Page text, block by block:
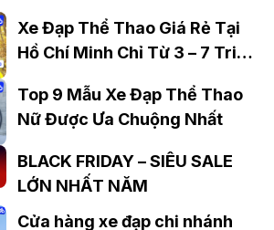
Xe Đạp Thể Thao Giá Rẻ Tại
Hồ Chí Minh Chỉ Từ 3 – 7 Triệu
Top 9 Mẫu Xe Đạp Thể Thao
Nữ Được Ưa Chuộng Nhất
BLACK FRIDAY – SIÊU SALE
LỚN NHẤT NĂM
Cửa hàng xe đạp chi nhánh